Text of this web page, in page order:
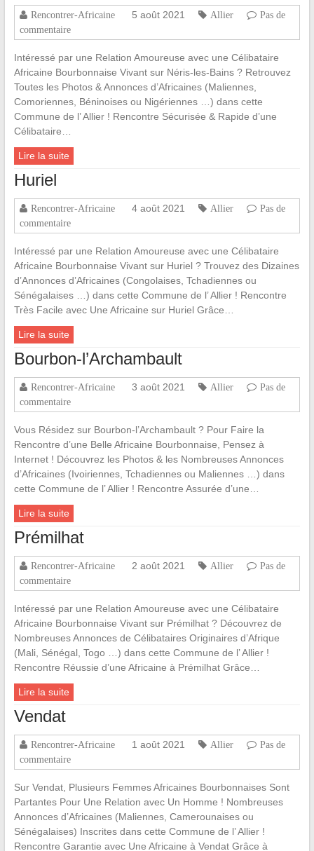
Rencontrer-Africaine 5 août 2021 Allier
Pas de
commentaire
Intéressé par une Relation Amoureuse avec une Célibataire
Africaine Bourbonnaise Vivant sur Néris-les-Bains ? Retrouvez
Toutes les Photos & Annonces d’Africaines (Maliennes,
Comoriennes, Béninoises ou Nigériennes …) dans cette
Commune de l’ Allier ! Rencontre Sécurisée & Rapide d’une
Célibataire…
Lire la suite
Huriel
Rencontrer-Africaine 4 août 2021 Allier
Pas de
commentaire
Intéressé par une Relation Amoureuse avec une Célibataire
Africaine Bourbonnaise Vivant sur Huriel ? Trouvez des Dizaines
d’Annonces d’Africaines (Congolaises, Tchadiennes ou
Sénégalaises …) dans cette Commune de l’ Allier ! Rencontre
Très Facile avec Une Africaine sur Huriel Grâce…
Lire la suite
Bourbon-l’Archambault
Rencontrer-Africaine 3 août 2021 Allier
Pas de
commentaire
Vous Résidez sur Bourbon-l’Archambault ? Pour Faire la
Rencontre d’une Belle Africaine Bourbonnaise, Pensez à
Internet ! Découvrez les Photos & les Nombreuses Annonces
d’Africaines (Ivoiriennes, Tchadiennes ou Maliennes …) dans
cette Commune de l’ Allier ! Rencontre Assurée d’une…
Lire la suite
Prémilhat
Rencontrer-Africaine 2 août 2021 Allier
Pas de
commentaire
Intéressé par une Relation Amoureuse avec une Célibataire
Africaine Bourbonnaise Vivant sur Prémilhat ? Découvrez de
Nombreuses Annonces de Célibataires Originaires d’Afrique
(Mali, Sénégal, Togo …) dans cette Commune de l’ Allier !
Rencontre Réussie d’une Africaine à Prémilhat Grâce…
Lire la suite
Vendat
Rencontrer-Africaine 1 août 2021 Allier
Pas de
commentaire
Sur Vendat, Plusieurs Femmes Africaines Bourbonnaises Sont
Partantes Pour Une Relation avec Un Homme ! Nombreuses
Annonces d’Africaines (Maliennes, Camerounaises ou
Sénégalaises) Inscrites dans cette Commune de l’ Allier !
Rencontre Garantie avec Une Africaine à Vendat Grâce à